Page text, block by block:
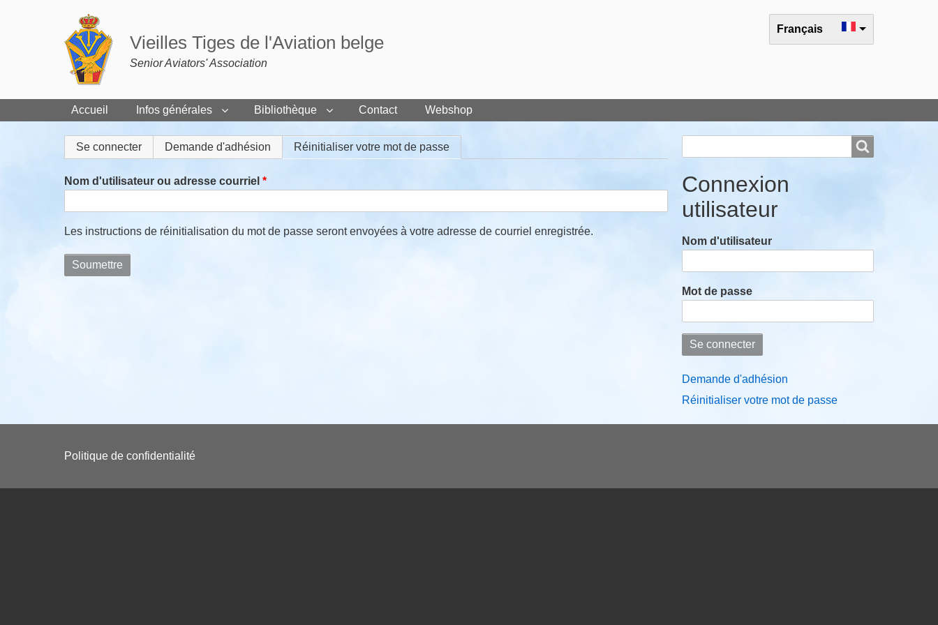
Vieilles Tiges de l'Aviation belge
Senior Aviators' Association
Select your language
Français
Accueil Infos générales Bibliothèque Contact Webshop
Onglets
principaux
Se connecter Demande d'adhésion Réinitialiser votre mot de passe
Nom d'utilisateur ou adresse courriel
Les instructions de réinitialisation du mot de passe seront envoyées à votre adresse de courriel enregistrée.
Connexion
utilisateur
Nom d'utilisateur
Mot de passe
Demande d'adhésion
Réinitialiser votre mot de passe
Voet
Politique de confidentialité